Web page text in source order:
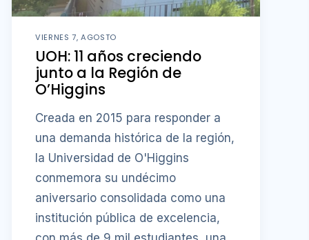
VIERNES 7, AGOSTO
UOH: 11 años creciendo
junto a la Región de
O’Higgins
Creada en 2015 para responder a
una demanda histórica de la región,
la Universidad de O'Higgins
conmemora su undécimo
aniversario consolidada como una
institución pública de excelencia,